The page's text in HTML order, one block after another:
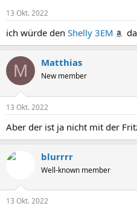
13 Okt. 2022
ich würde den Shelly 3EM
M Matthias
New member
13 Okt. 2022
Aber der ist ja nicht mit der
blurrrr
Well-known member
13 Okt. 2022